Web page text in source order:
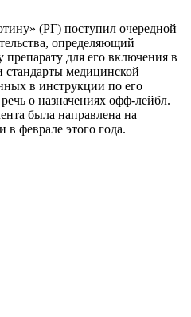
(РГ) поступил очередной
определяющий
препарату для его включения в
стандарты медицинской
в инструкции по его
о назначениях офф-лейбл.
была направлена на
в феврале этого года.